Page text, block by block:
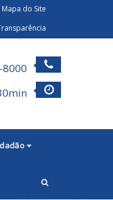
Mapa do Site
8000